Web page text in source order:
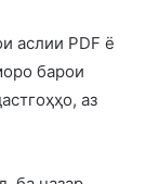
аслии PDF ё
барои
аз